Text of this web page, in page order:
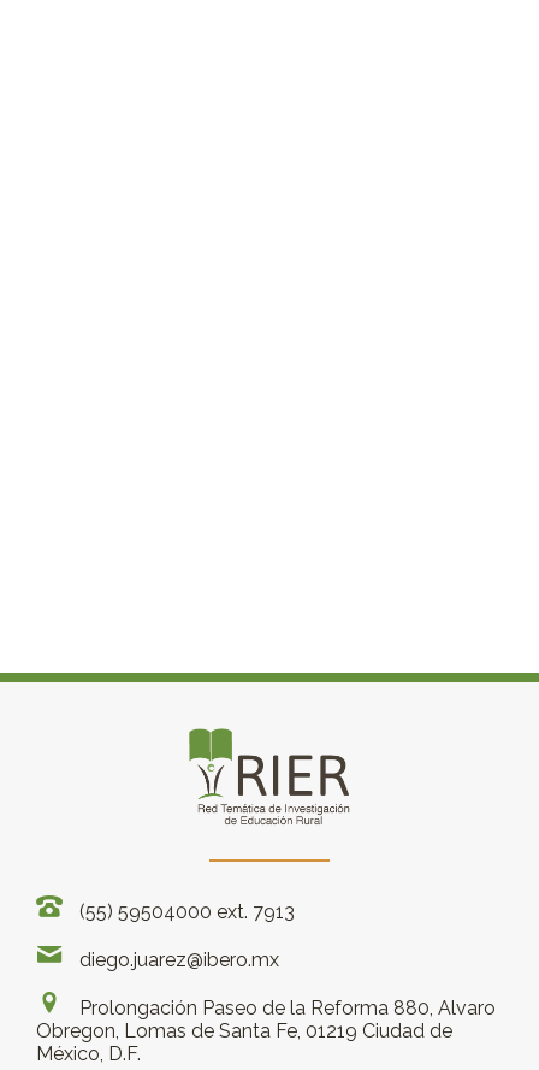
(55) 59504000 ext. 7913
diego.juarez@ibero.mx
Prolongación Paseo de la Reforma 880, Alvaro
Obregon, Lomas de Santa Fe, 01219 Ciudad de
México, D.F.